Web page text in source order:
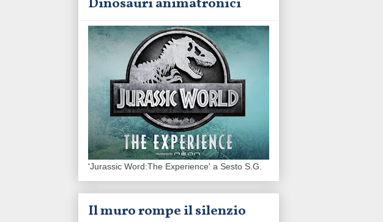
Dinosauri animatronici
'Jurassic Word:The Experience' a Sesto S.G.
Il muro rompe il silenzio